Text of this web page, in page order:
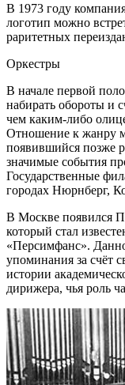
В 1973 году
логотип можно
раритетных
Оркестры
В начале первой
набирать обороты и
чем каким-либо
Отношение к жанру
появившийся позже
значимые события
Государственные
городах Нюрнберг,
В Москве появился
который стал
«Персимфанс».
упоминания за счёт
истории
дирижера, чья роль